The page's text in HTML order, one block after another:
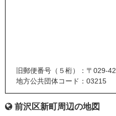
旧郵便番号（５桁）：〒029-42
地方公共団体コード：03215
前沢区新町周辺の地図